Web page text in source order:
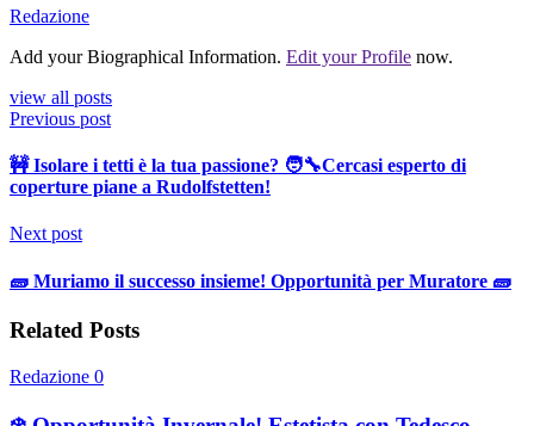
Redazione
Add your Biographical Information. Edit your Profile now.
view all posts
Previous post
🚧 Isolare i tetti è la tua passione? 🧑‍🔧Cercasi esperto di
coperture piane a Rudolfstetten!
Next post
🧱 Muriamo il successo insieme! Opportunità per Muratore 🧱
Related Posts
Redazione 0